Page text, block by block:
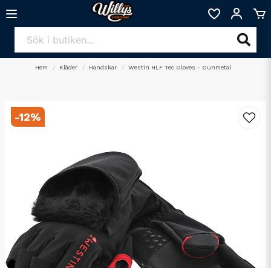
Hem Kläder Handskar Westin HLF Tec Gloves - Gunmetal
-12%